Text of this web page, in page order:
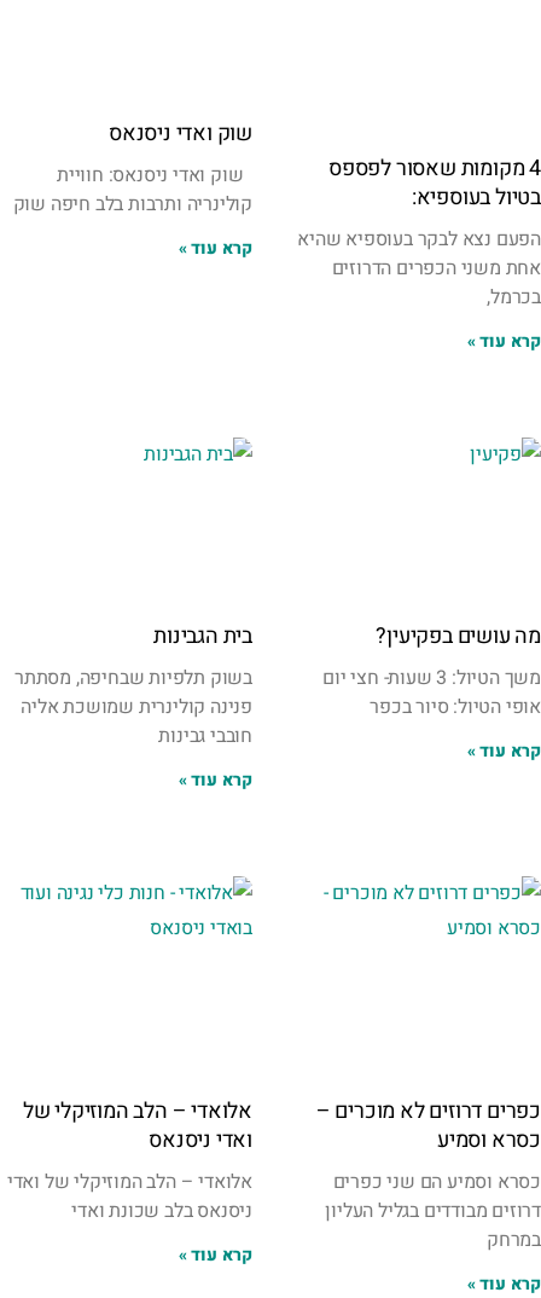
4 מקומות שאסור לפספס
בטיול בעוספיא:
הפעם נצא לבקר בעוספיא שהיא
אחת משני הכפרים הדרוזים
בכרמל,
קרא עוד »
שוק ואדי ניסנאס
שוק ואדי ניסנאס: חוויית
קולינריה ותרבות בלב חיפה שוק
קרא עוד »
מה עושים בפקיעין?
משך הטיול: 3 שעות- חצי יום
אופי הטיול: סיור בכפר
קרא עוד »
בית הגבינות
בשוק תלפיות שבחיפה, מסתתר
פנינה קולינרית שמושכת אליה
חובבי גבינות
קרא עוד »
כפרים דרוזים לא מוכרים –
כסרא וסמיע
כסרא וסמיע הם שני כפרים
דרוזים מבודדים בגליל העליון
במרחק
קרא עוד »
אלואדי – הלב המוזיקלי של
ואדי ניסנאס
אלואדי – הלב המוזיקלי של ואדי
ניסנאס בלב שכונת ואדי
קרא עוד »